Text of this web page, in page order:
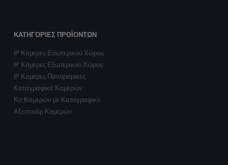
ΚΑΤΗΓΟΡΊΕΣ ΠΡΟΪΌΝΤΩΝ
IP Κάμερες Εσωτερικού Χώρου
IP Κάμερες Εξωτερικού Χώρου
IP Κάμερες Πανοραμικές
Καταγραφικά Καμερών
Κιτ Καμερών με Καταγραφικό
Αξεσουάρ Καμερών